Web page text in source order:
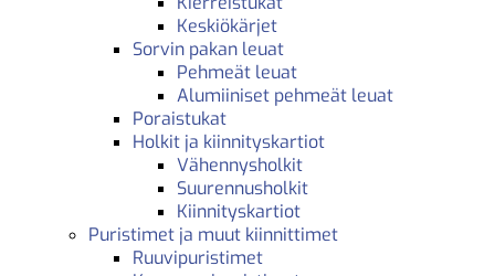
Keskiökärjet
Sorvin pakan leuat
Pehmeät leuat
Alumiiniset pehmeät leuat
Poraistukat
Holkit ja kiinnityskartiot
Vähennysholkit
Suurennusholkit
Kiinnityskartiot
Puristimet ja muut kiinnittimet
Ruuvipuristimet